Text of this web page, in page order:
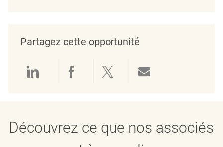
Partagez cette opportunité
Partager via LinkedIn
Partager via Facebook
Partager via twitter
Découvrez ce que nos associés